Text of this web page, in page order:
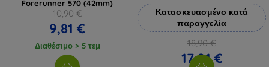
Forerunner 570 (42mm)
10,90 €
9,81 €
Διαθέσιμο > 5 τεμ
Κατασκευασμένο κατά
παραγγελία
18,90 €
17,01 €